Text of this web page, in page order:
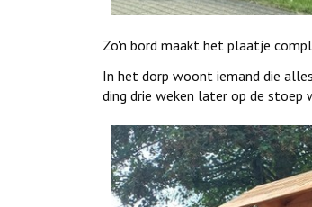
Zo'n bord maakt het plaatje
In het dorp woont iemand die
ding drie weken later op de stoep